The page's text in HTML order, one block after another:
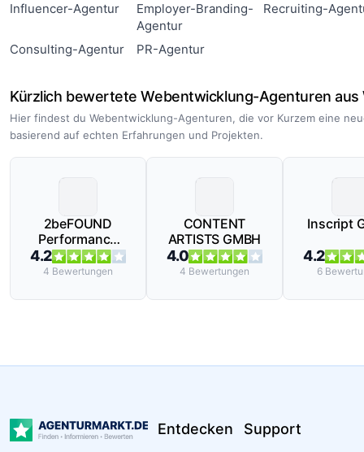
Influencer-Agentur
Employer-Branding-
Agentur
Recruiting-
Consulting-Agentur PR-Agentur
Kürzlich bewertete Webentwicklung-Agenturen aus
Hier findest du Webentwicklung-Agenturen, die vor Kurzem eine
basierend auf echten Erfahrungen und Projekten.
2beFOUND
Performance
Marketing
GmbH
4.2
4 Bewertungen
CONTENT
ARTISTS GMBH
4.0
4 Bewertungen
Inscript
4.2
6
Entdecken Support